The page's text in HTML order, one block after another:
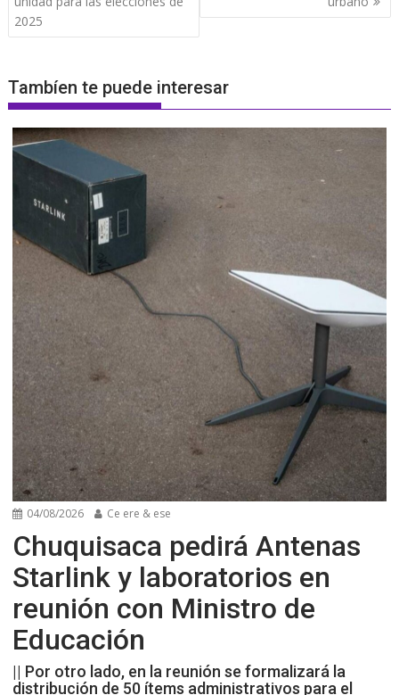
2025
Tambíen te puede interesar
04/08/2026 Ce ere & ese
Chuquisaca pedirá Antenas
Starlink y laboratorios en
reunión con Ministro de
Educación
|| Por otro lado, en la reunión se formalizará la
distribución de 50 ítems administrativos para el